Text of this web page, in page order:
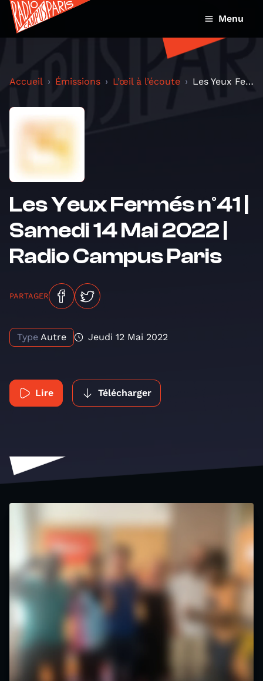
Menu
Accueil Émissions L’œil à l’écoute Les Yeux Fermés n°41 | Samedi 14 Mai 2022 | Radio...
Les Yeux Fermés n°41 |
Samedi 14 Mai 2022 |
Radio Campus Paris
PARTAGER
Type Autre Jeudi 12 Mai 2022
Lire Télécharger